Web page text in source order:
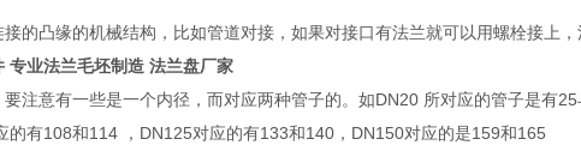
的凸缘的机械结构，比如管道对接，如果对接口有法兰就可以用螺栓接上
专业法兰毛坯制造 法兰盘厂家
DN20表示是公称通径，
注意有一些是一个内径，而对应两种管子的。如DN20 所对应的管子是有
的有108和114 ，DN125对应的有133和140，DN150对应的是159和165